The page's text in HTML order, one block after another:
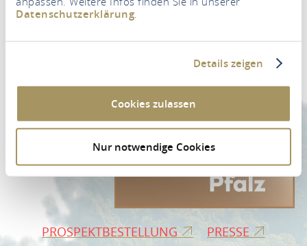
Datenschutzerklärung
Details zeigen
Cookies zulassen
Nur notwendige Cookies
Newsletter
PROSPEKTBESTELLUNG PRESSE